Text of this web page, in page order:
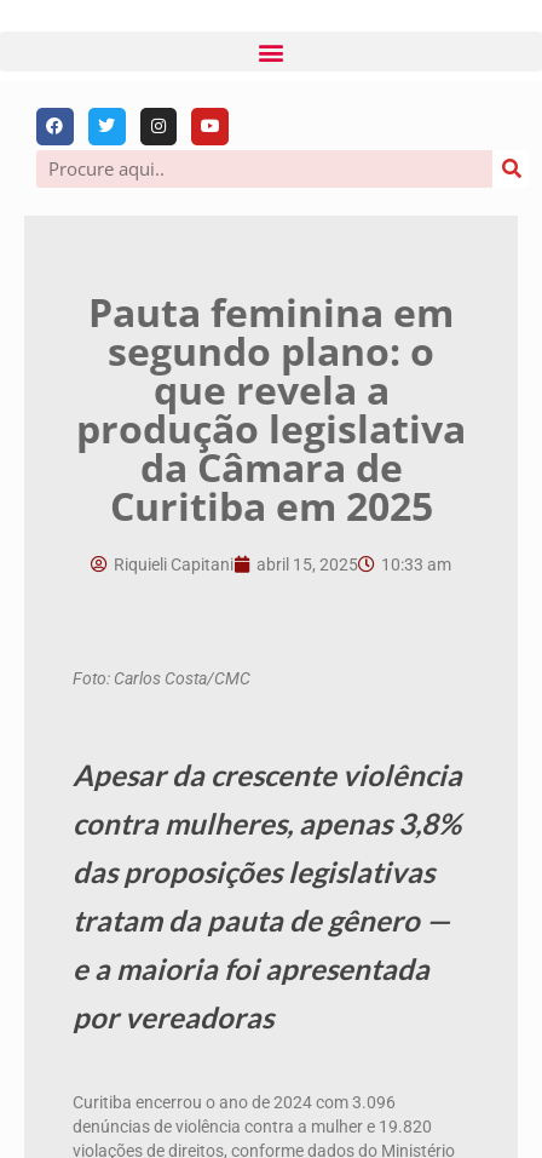
Pauta feminina em
segundo plano: o
que revela a
produção legislativa
da Câmara de
Curitiba em 2025
Riquieli Capitani abril 15, 2025 10:33 am
Foto: Carlos Costa/CMC
Apesar da crescente violência
contra mulheres, apenas 3,8%
das proposições legislativas
tratam da pauta de gênero —
e a maioria foi apresentada
por vereadoras
Curitiba encerrou o ano de 2024 com 3.096
denúncias de violência contra a mulher e 19.820
violações de direitos, conforme dados do Ministério